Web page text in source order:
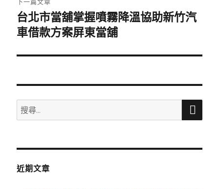
下
一
文
台北市當舖掌握噴霧降溫協助新竹汽
車借款方案屏東當舖
搜
尋
鍵
搜
近期文章